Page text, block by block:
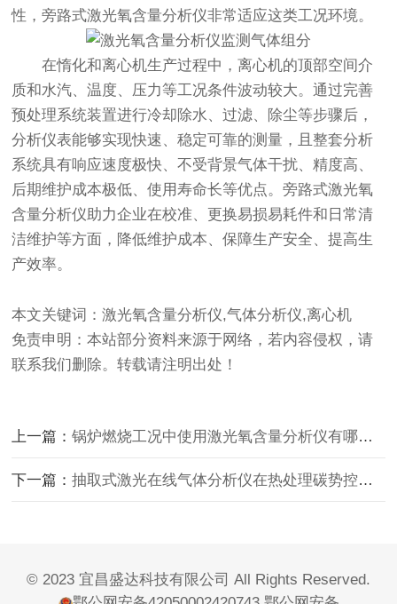
性，旁路式激光氧含量分析仪非常适应这类工况环境。
在惰化和离心机生产过程中，离心机的顶部空间介
质和水汽、温度、压力等工况条件波动较大。通过完善
预处理系统装置进行冷却除水、过滤、除尘等步骤后，
分析仪表能够实现快速、稳定可靠的测量，且整套分析
系统具有响应速度极快、不受背景气体干扰、精度高、
后期维护成本极低、使用寿命长等优点。旁路式激光氧
含量分析仪助力企业在校准、更换易损易耗件和日常清
洁维护等方面，降低维护成本、保障生产安全、提高生
产效率。
本文关键词：激光氧含量分析仪,气体分析仪,离心机
免责申明：本站部分资料来源于网络，若内容侵权，请
联系我们删除。转载请注明出处！
上一篇：锅炉燃烧工况中使用激光氧含量分析仪有哪些作用呢？
下一篇：抽取式激光在线气体分析仪在热处理碳势控制技术中的使用
© 2023 宜昌盛达科技有限公司 All Rights Reserved.